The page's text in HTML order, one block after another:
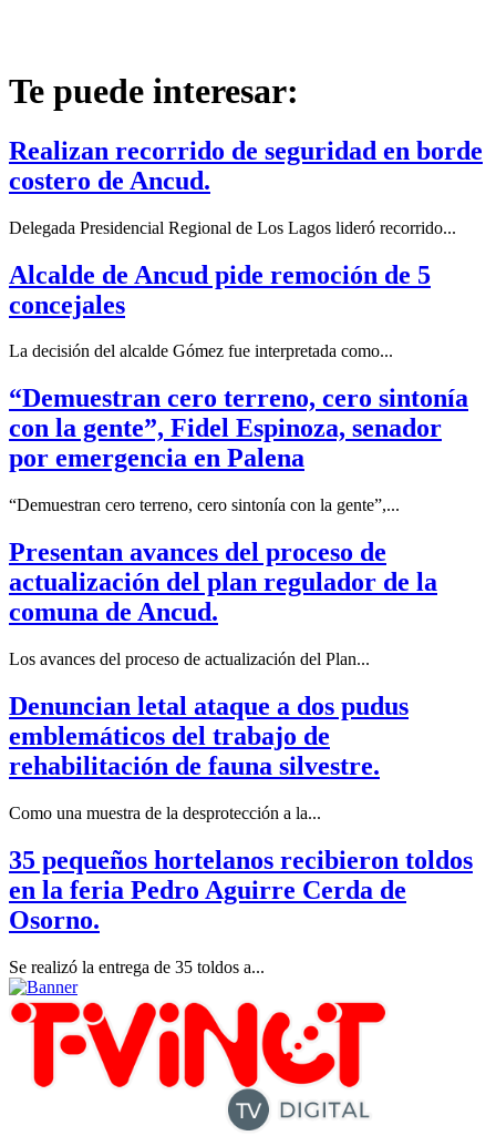
Te puede interesar:
Realizan recorrido de seguridad en borde
costero de Ancud.
Delegada Presidencial Regional de Los Lagos lideró recorrido...
Alcalde de Ancud pide remoción de 5
concejales
La decisión del alcalde Gómez fue interpretada como...
“Demuestran cero terreno, cero sintonía
con la gente”, Fidel Espinoza, senador
por emergencia en Palena
“Demuestran cero terreno, cero sintonía con la gente”,...
Presentan avances del proceso de
actualización del plan regulador de la
comuna de Ancud.
Los avances del proceso de actualización del Plan...
Denuncian letal ataque a dos pudus
emblemáticos del trabajo de
rehabilitación de fauna silvestre.
Como una muestra de la desprotección a la...
35 pequeños hortelanos recibieron toldos
en la feria Pedro Aguirre Cerda de
Osorno.
Se realizó la entrega de 35 toldos a...